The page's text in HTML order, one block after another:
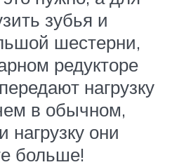
зубья и
шестерни,
редукторе
нагрузку
в обычном,
нагрузку они
больше!